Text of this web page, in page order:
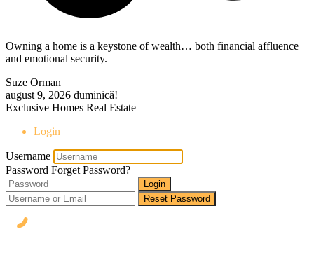
Owning a home is a keystone of wealth… both financial affluence
and emotional security.
Suze Orman
august 9, 2026 duminică!
Exclusive Homes Real Estate
Login
Username
Password Forget Password?
Login
Reset Password